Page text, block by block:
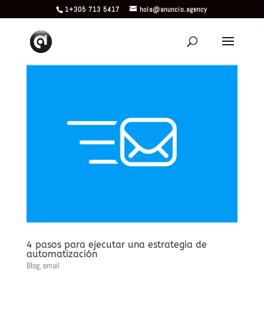
1+305 713 5417 hola@anuncio.agency
4 pasos para ejecutar una estrategia de
automatización
Blog, email